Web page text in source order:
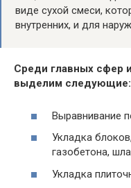
виде сухой смеси,
внутренних, и для
Среди главных сфер
выделим следующие:
Выравнивание
Укладка
газобетона,
Укладка